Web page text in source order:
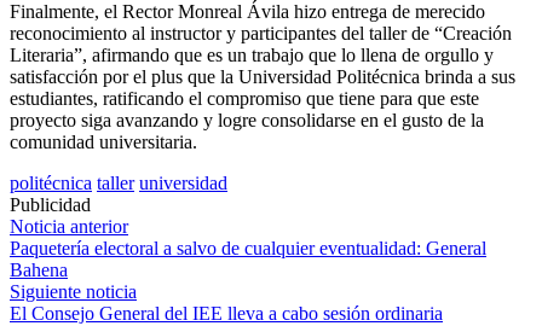
Finalmente, el Rector Monreal Ávila hizo entrega de merecido
reconocimiento al instructor y participantes del taller de “Creación
Literaria”, afirmando que es un trabajo que lo llena de orgullo y
satisfacción por el plus que la Universidad Politécnica brinda a sus
estudiantes, ratificando el compromiso que tiene para que este
proyecto siga avanzando y logre consolidarse en el gusto de la
comunidad universitaria.
politécnica taller universidad
Publicidad
Navegación
de
entradas
Noticia anterior
Paquetería electoral a salvo de cualquier eventualidad: General
Bahena
Siguiente noticia
El Consejo General del IEE lleva a cabo sesión ordinaria